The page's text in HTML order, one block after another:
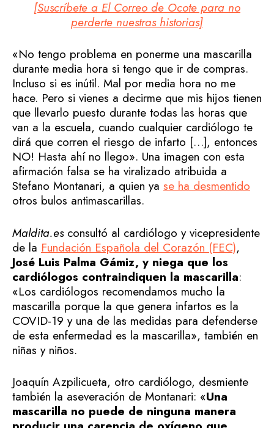
[Suscríbete a El Correo de Ocote para no
perderte nuestras historias]
«No tengo problema en ponerme una mascarilla
durante media hora si tengo que ir de compras.
Incluso si es inútil. Mal por media hora no me
hace. Pero si vienes a decirme que mis hijos tienen
que llevarlo puesto durante todas las horas que
van a la escuela, cuando cualquier cardiólogo te
dirá que corren el riesgo de infarto […], entonces
NO! Hasta ahí no llego». Una imagen con esta
afirmación falsa se ha viralizado atribuida a
Stefano Montanari, a quien ya se ha desmentido
otros bulos antimascarillas.
Maldita.esconsultó al cardiólogo y vicepresidente
de la Fundación Española del Corazón (FEC),
José Luis Palma Gámiz, y niega que los
cardiólogos contraindiquen la mascarilla:
«Los cardiólogos recomendamos mucho la
mascarilla porque la que genera infartos es la
COVID-19 y una de las medidas para defenderse
de esta enfermedad es la mascarilla», también en
niñas y niños.
Joaquín Azpilicueta, otro cardiólogo, desmiente
también la aseveración de Montanari: «Una
mascarilla no puede de ninguna manera